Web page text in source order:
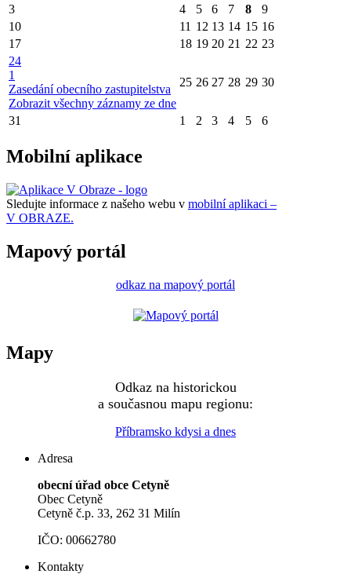
3 4 5 6 7 8
9
10
11 12 13 14 15 16
17
18 19 20 21 22 23
24
1
Zasedání obecního zastupitelstva
Zobrazit všechny záznamy ze dne
25 26 27 28 29 30
31 1 2 3 4 5 6
Mobilní aplikace
Sledujte informace z našeho webu v mobilní aplikaci –
V OBRAZE.
Mapový portál
odkaz na mapový portál
Mapy
Odkaz na historickou
a současnou mapu regionu:
Příbramsko kdysi a dnes
Adresa
obecní úřad obce Cetyně
Obec Cetyně
Cetyně č.p. 33, 262 31 Milín
IČO: 00662780
Kontakty